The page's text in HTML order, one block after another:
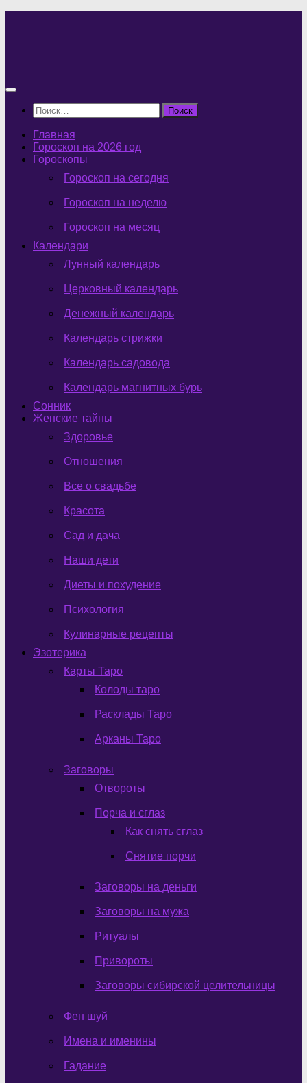
Найти:
Главная
Гороскоп на 2026 год
Гороскопы
Гороскоп на сегодня
Гороскоп на неделю
Гороскоп на месяц
Календари
Лунный календарь
Церковный календарь
Денежный календарь
Календарь стрижки
Календарь садовода
Календарь магнитных бурь
Сонник
Женские тайны
Здоровье
Отношения
Все о свадьбе
Красота
Сад и дача
Наши дети
Диеты и похудение
Психология
Кулинарные рецепты
Эзотерика
Карты Таро
Колоды таро
Расклады Таро
Арканы Таро
Заговоры
Отвороты
Порча и сглаз
Как снять сглаз
Снятие порчи
Заговоры на деньги
Заговоры на мужа
Ритуалы
Привороты
Заговоры сибирской целительницы
Фен шуй
Имена и именины
Гадание